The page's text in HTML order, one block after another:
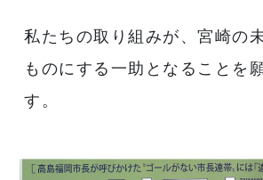
私たちの取り組みが、宮崎の
ものにする一助となることを
す。